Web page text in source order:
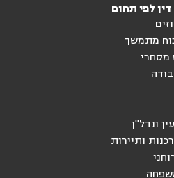
דין לפי תחום
כוח מתמשך
ונדל"ן
ותיירות